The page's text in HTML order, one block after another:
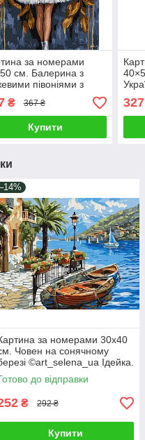
за номерами
см. Балерина з
півоніями з
Ідейка
₴ 367 ₴
Купити
327
за номерами 30х40
Човен на сонячному
©art_selena_ua Ідейка.
до відправки
₴ 292 ₴
Купити